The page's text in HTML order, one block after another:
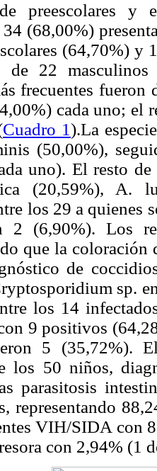
preescolares y
(68,00%)
(64,70%) y
de 22
frecuentes
cada uno; el
Cuadro 1).La
(50,00%),
uno). El resto
(20,59%), A.
los 29 a quienes
2 (6,90%). Los
que la coloración
de
sp.
los 14
9 positivos
5 (35,72%).
los 50 niños,
parasitosis
representando
VIH/SIDA con
con 2,94% (1